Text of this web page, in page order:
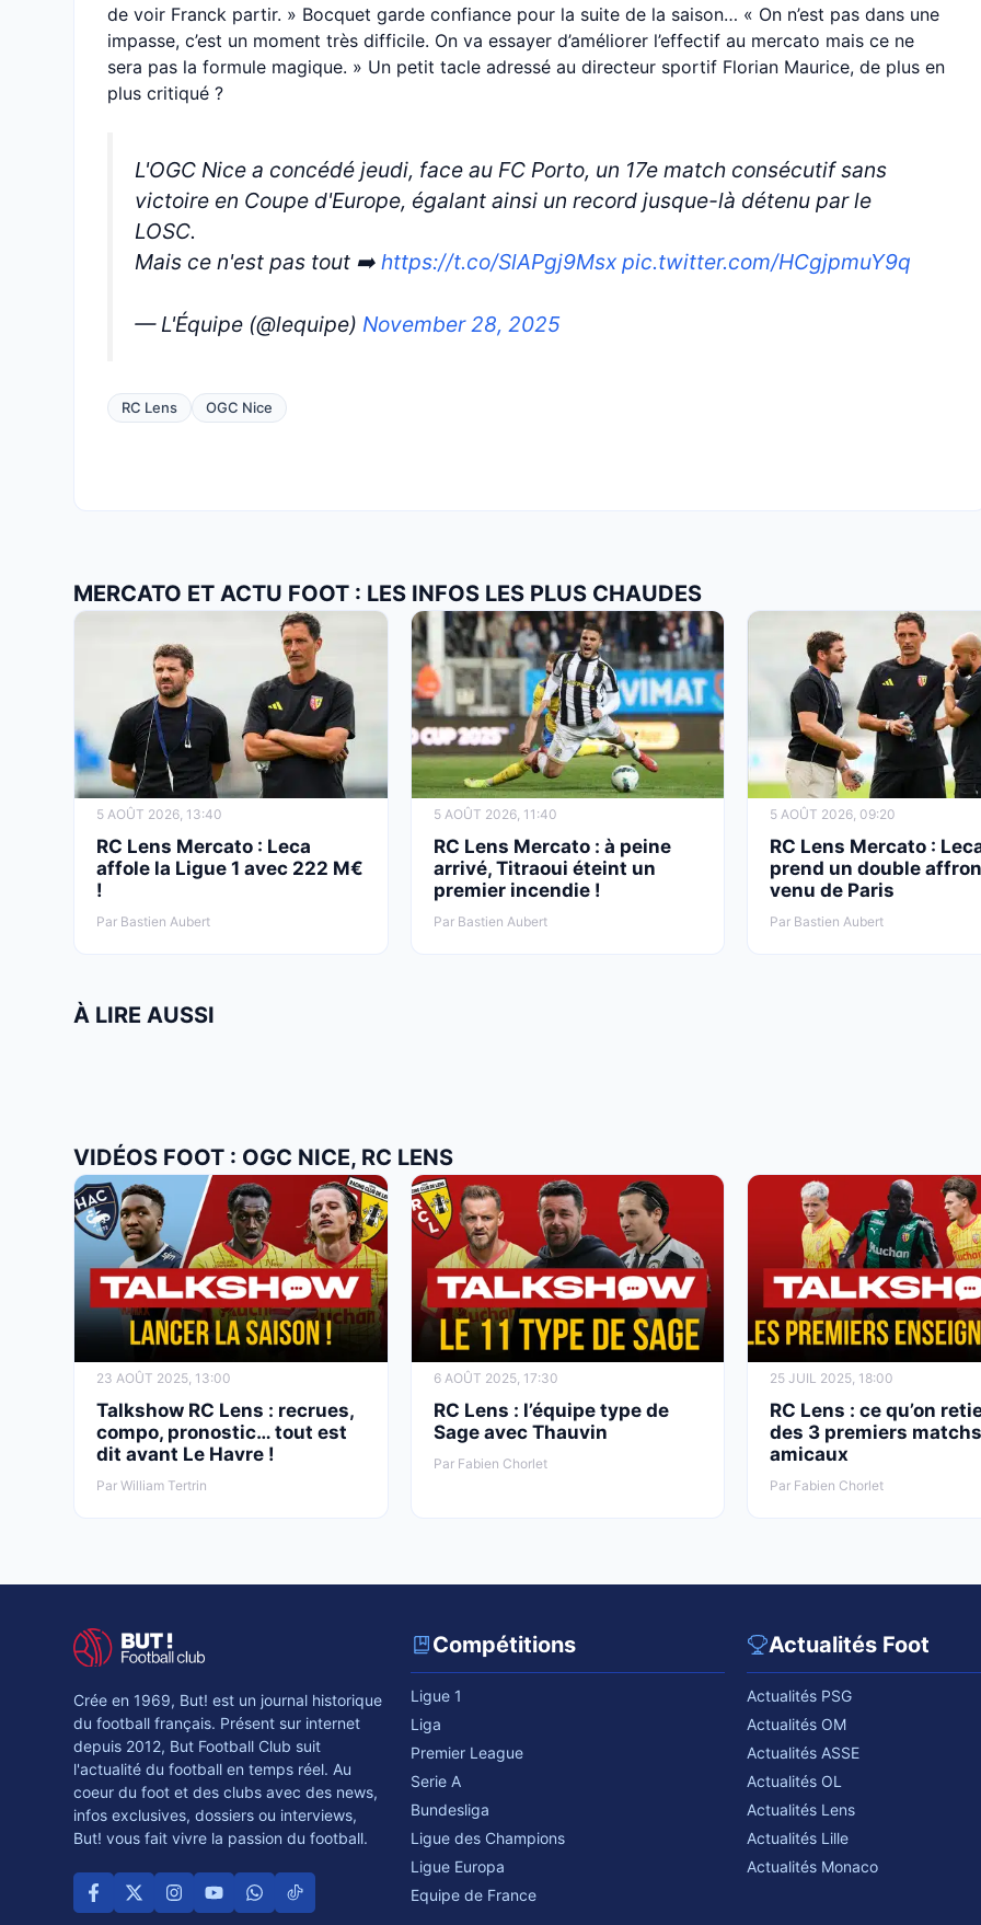
de voir Franck partir. » Bocquet garde confiance pour la suite de la saison… « On n’est pas dans une
impasse, c’est un moment très difficile. On va essayer d’améliorer l’effectif au mercato mais ce ne
sera pas la formule magique. » Un petit tacle adressé au directeur sportif Florian Maurice, de plus en
plus critiqué ?
L'OGC Nice a concédé jeudi, face au FC Porto, un 17e match consécutif sans
victoire en Coupe d'Europe, égalant ainsi un record jusque-là détenu par le
LOSC.
Mais ce n'est pas tout ➡️ https://t.co/SlAPgj9Msx pic.twitter.com/HCgjpmuY9q
— L'Équipe (@lequipe) November 28, 2025
RC Lens OGC Nice
MERCATO ET ACTU FOOT : LES INFOS LES PLUS CHAUDES
5 AOÛT 2026, 13:40
RC Lens Mercato : Leca
affole la Ligue 1 avec 222 M€
!
Par Bastien Aubert
5 AOÛT 2026, 11:40
RC Lens Mercato : à peine
arrivé, Titraoui éteint un
premier incendie !
Par Bastien Aubert
5 AOÛT 2026, 09:20
RC Lens Mercato :
prend un double
venu de Paris
Par Bastien Aubert
À LIRE AUSSI
VIDÉOS FOOT : OGC NICE, RC LENS
23 AOÛT 2025, 13:00
Talkshow RC Lens : recrues,
compo, pronostic… tout est
dit avant Le Havre !
Par William Tertrin
6 AOÛT 2025, 17:30
RC Lens : l’équipe type de
Sage avec Thauvin
Par Fabien Chorlet
25 JUIL 2025, 18:00
RC Lens : ce qu’on
des 3 premiers matchs
amicaux
Par Fabien Chorlet
Crée en 1969, But! est un journal historique
du football français. Présent sur internet
depuis 2012, But Football Club suit
l'actualité du football en temps réel. Au
coeur du foot et des clubs avec des news,
infos exclusives, dossiers ou interviews,
But! vous fait vivre la passion du football.
Compétitions
Ligue 1
Liga
Premier League
Serie A
Bundesliga
Ligue des Champions
Ligue Europa
Equipe de France
Actualités Foot
Actualités PSG
Actualités OM
Actualités ASSE
Actualités OL
Actualités Lens
Actualités Lille
Actualités Monaco